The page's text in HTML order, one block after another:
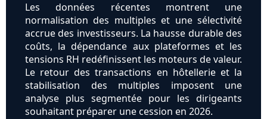
Les données récentes montrent une
normalisation des multiples et une sélectivité
accrue des investisseurs. La hausse durable des
coûts, la dépendance aux plateformes et les
tensions RH redéfinissent les moteurs de valeur.
Le retour des transactions en hôtellerie et la
stabilisation des multiples imposent une
analyse plus segmentée pour les dirigeants
souhaitant préparer une cession en 2026.